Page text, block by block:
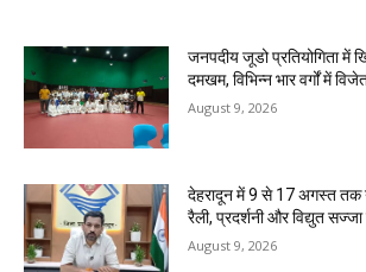
जनपदीय जूडो प्रतियोगिता में
दमखम, विभिन्न भार वर्गों में
August 9, 2026
देहरादून में 9 से 17 अगस्त तक
रैली, प्रदर्शनी और विद्युत
August 9, 2026